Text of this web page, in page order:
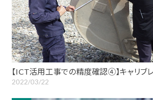
【ICT活用工事での精度確認④】キャリブ
2022/03/22